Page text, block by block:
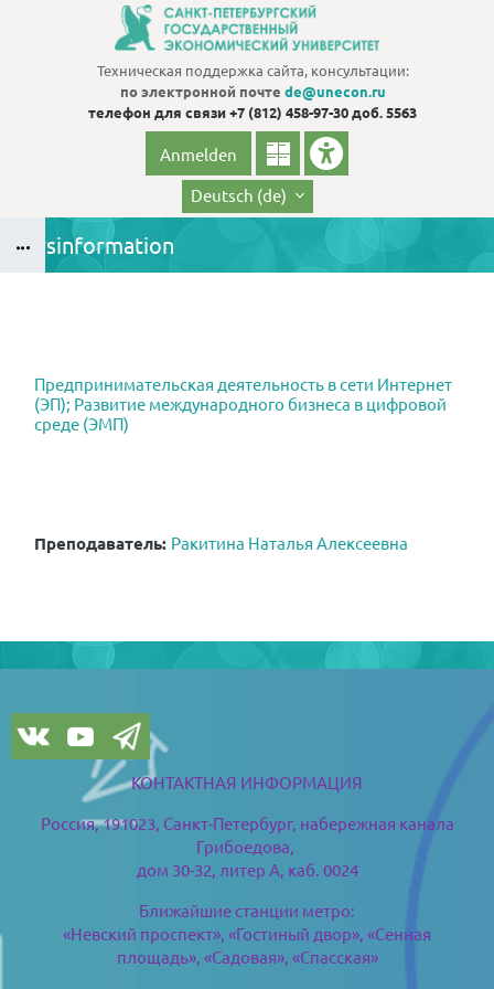
Zum Hauptinhalt
Техническая поддержка сайта, консультации:
по электронной почте de@unecon.ru
телефон для связи+7 (812) 458-97-30 доб. 5563
Anmelden
Deutsch ‎(de)‎
Kursinformation
Предпринимательская деятельность в сети Интернет
(ЭП); Развитие международного бизнеса в цифровой
среде (ЭМП)
Преподаватель: Ракитина Наталья Алексеевна
Blöcke
КОНТАКТНАЯ ИНФОРМАЦИЯ
Россия, 191023, Санкт-Петербург, набережная канала
Грибоедова,
дом 30-32, литер А, каб. 0024
Ближайшие станции метро:
«Невский проспект», «Гостиный двор», «Сенная
площадь», «Садовая», «Спасская»